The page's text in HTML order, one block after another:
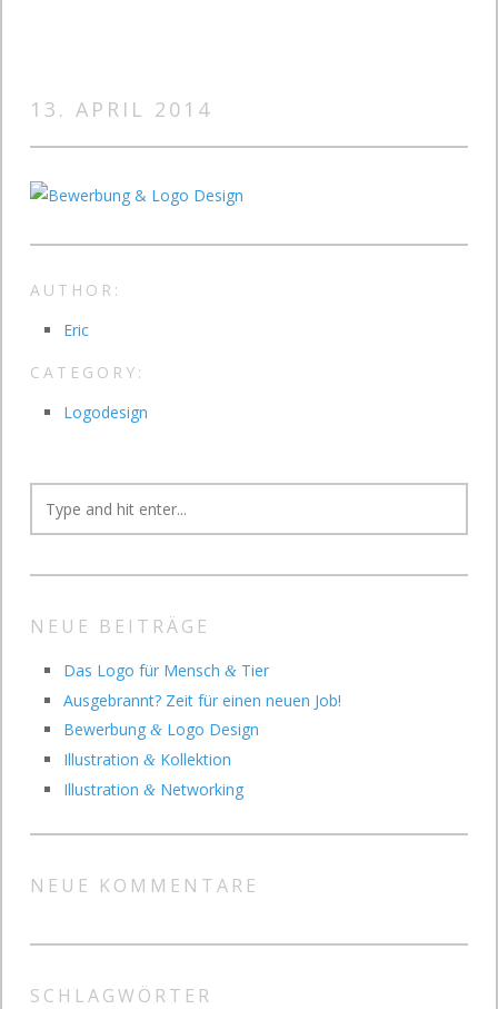
13. APRIL 2014
AUTHOR:
Eric
CATEGORY:
Logodesign
NEUE BEITRÄGE
Das Logo für Mensch & Tier
Ausgebrannt? Zeit für einen neuen Job!
Bewerbung & Logo Design
Illustration & Kollektion
Illustration & Networking
NEUE KOMMENTARE
SCHLAGWÖRTER